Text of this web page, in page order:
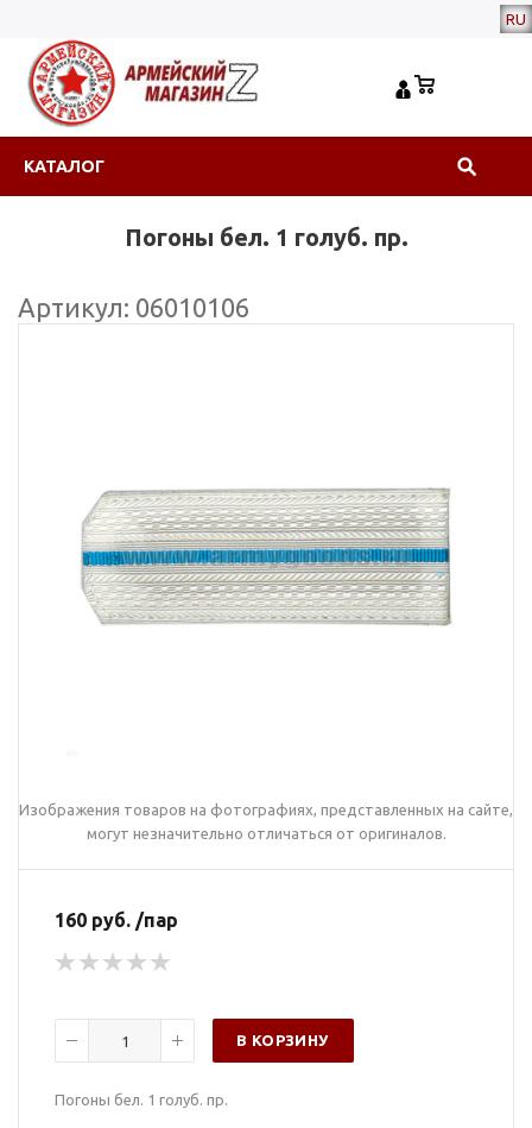
RU
КАТАЛОГ
Погоны бел. 1 голуб. пр.
Артикул: 06010106
Изображения товаров на фотографиях, представленных на сайте,
могут незначительно отличаться от оригиналов.
160 руб. /пар
В КОРЗИНУ
Погоны бел. 1 голуб. пр.